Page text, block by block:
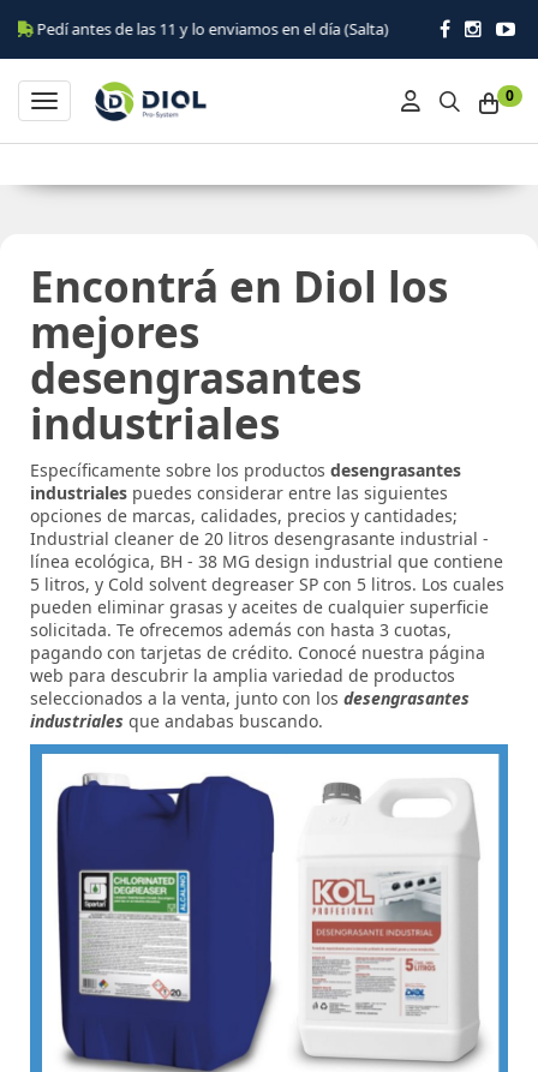
antes de las 11 y lo enviamos en el día (Salta)
0
Toggle navigation
Encontrá en Diol los
mejores
desengrasantes
industriales
Específicamente sobre los productos desengrasantes
industriales puedes considerar entre las siguientes
opciones de marcas, calidades, precios y cantidades;
Industrial cleaner de 20 litros desengrasante industrial -
línea ecológica, BH - 38 MG design industrial que contiene
5 litros, y Cold solvent degreaser SP con 5 litros. Los cuales
pueden eliminar grasas y aceites de cualquier superficie
solicitada. Te ofrecemos además con hasta 3 cuotas,
pagando con tarjetas de crédito. Conocé nuestra página
web para descubrir la amplia variedad de productos
seleccionados a la venta, junto con los desengrasantes
industriales que andabas buscando.